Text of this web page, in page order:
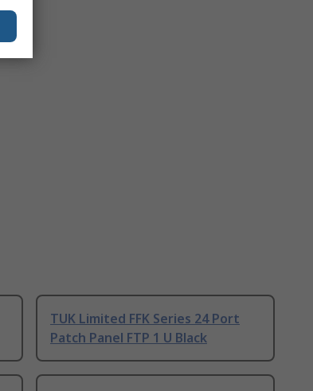
TUK Limited FFK Series 24 Port
Patch Panel FTP 1 U Black